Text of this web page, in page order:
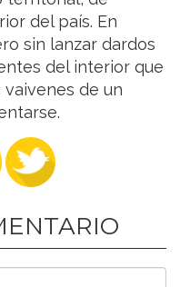
del país. En
sin lanzar dardos
del interior que
de un